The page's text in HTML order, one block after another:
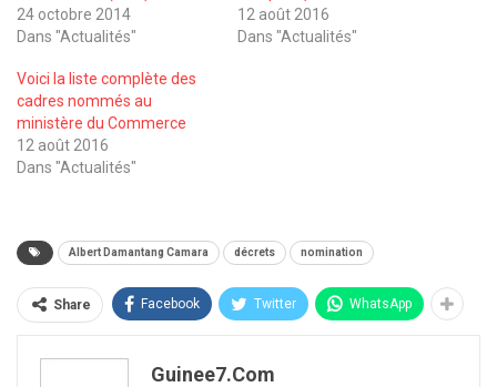
24 octobre 2014
Dans "Actualités"
12 août 2016
Dans "Actualités"
Voici la liste complète des
cadres nommés au
ministère du Commerce
12 août 2016
Dans "Actualités"
Albert Damantang Camara décrets nomination
Share Facebook Twitter WhatsApp
Guinee7.com